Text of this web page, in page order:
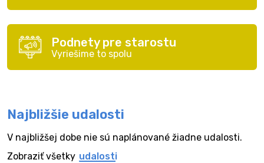
Podnety pre starostu
Vyriešime to spolu
Najbližšie udalosti
V najbližšej dobe nie sú naplánované žiadne udalosti.
Zobraziť všetky udalosti